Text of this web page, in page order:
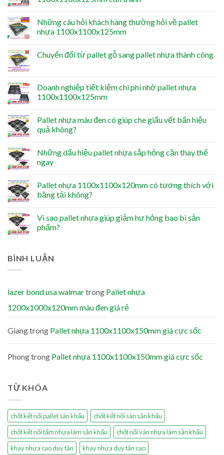
Những câu hỏi khách hàng thường hỏi về pallet
nhựa 1100x1100x125mm
Chuyển đổi từ pallet gỗ sang pallet nhựa thành công
Doanh nghiệp tiết kiệm chi phí nhờ pallet nhựa
1100x1100x125mm
Pallet nhựa màu đen có giúp che giấu vết bẩn hiệu
quả không?
Những dấu hiệu pallet nhựa sắp hỏng cần thay thế
ngay
Pallet nhựa 1100x1100x120mm có tương thích với
băng tải không?
Vì sao pallet nhựa giúp giảm hư hỏng bao bì sản
phẩm?
BÌNH LUẬN
lazer bond usa walmartrong Pallet nhựa
1200x1000x120mm màu đen giá rẻ
Giangtrong Pallet nhựa 1100x1100x150mm giá cực sốc
Phongtrong Pallet nhựa 1100x1100x150mm giá cực sốc
TỪ KHÓA
chốt kết nối pallet sân khấu
chốt kết nối sàn sân khấu
chốt kết nối tấm nhựa làm sân khấu
chốt nối ván nhựa làm sân khấu
khay nhựa cao duy tân
khay nhựa duy tân cao